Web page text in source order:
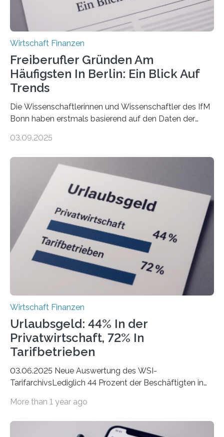
Wirtschaft Finanzen
Freiberufler Gründen Am
Häufigsten In Berlin: Ein Blick Auf
Trends
Die Wissenschaftlerinnen und Wissenschaftler des IfM
Bonn haben erstmals basierend auf den Daten der
Landkreise mit den meisten Gründungen von
ist demnach Berlin. Betrachtet man nur die Gründungen
der Freiberuflerinnen, so liegt Leipzig an der Spitze. In
Berlin starteten in 2024 die meisten Personen in eine
eigene freiberufliche Existenz, dahinter folgten die
Städte Hamburg, München und Köln. Betrachtet man
hingegen die Existenzgründungsintensität – die Anzahl
der freiberuflichen Gründungen je…
03.09.2025
Wirtschaft Finanzen
Urlaubsgeld: 44% In der
Privatwirtschaft, 72% In
Tarifbetrieben
03.06.2025 Neue Auswertung des WSI-
TarifarchivsLediglich 44 Prozent der Beschäftigten in
tarifgebundenen Betrieben ist der Anteil mit 72 Prozent
Unterkünfte fast überall deutlich teurer geworden. Für
More than 1 year ago